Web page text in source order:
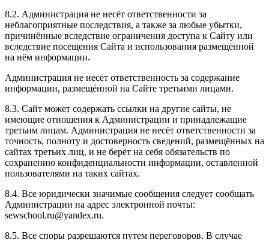
8.2. Администрация не несёт ответственности за
неблагоприятные последствия, а также за любые убытки,
причинённые вследствие ограничения доступа к Сайту или
вследствие посещения Сайта и использования размещённой
на нём информации.
Администрация не несёт ответственность за содержание
информации, размещённой на Сайте третьими лицами.
8.3. Сайт может содержать ссылки на другие сайты, не
имеющие отношения к Администрации и принадлежащие
третьим лицам. Администрация не несёт ответственности за
точность, полноту и достоверность сведений, размещённых на
сайтах третьих лиц, и не берёт на себя обязательств по
сохранению конфиденциальности информации, оставленной
пользователями на таких сайтах.
8.4. Все юридически значимые сообщения следует сообщать
Администрации на адрес электронной почты:
sewschool.ru@yandex.ru.
8.5. Все споры разрешаются путем переговоров. В случае